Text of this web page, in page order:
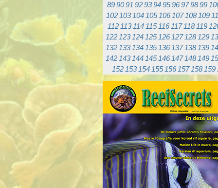
899091 9293949596979899
102 103 104 105 106 107 108 109
112 113 114 115 116 117 118 119
122 123 124 125 126 127 128 129
132 133 134 135 136 137 138 139
142 143 144 145 146 147 148 149
152 153 154 155 156 157 158 159